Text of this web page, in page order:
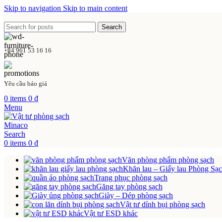
Skip to navigation Skip to main content
Search
+84 961 53 16 16
Yêu cầu báo giá
0 items 0 ₫
Menu
Search
0 items 0 ₫
Văn phòng phẩm phòng sạch
Khăn lau – Giấy lau Phòng
Trang phục phòng sạch
Găng tay phòng sạch
Giày – Dép phòng sạch
Vật tư dính bụi phòng sạch
Vật tư ESD khác